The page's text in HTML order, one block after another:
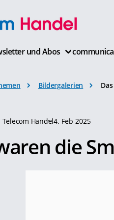
und Abos
Bildergalerien
Telecom Handel4. Feb 2025
die